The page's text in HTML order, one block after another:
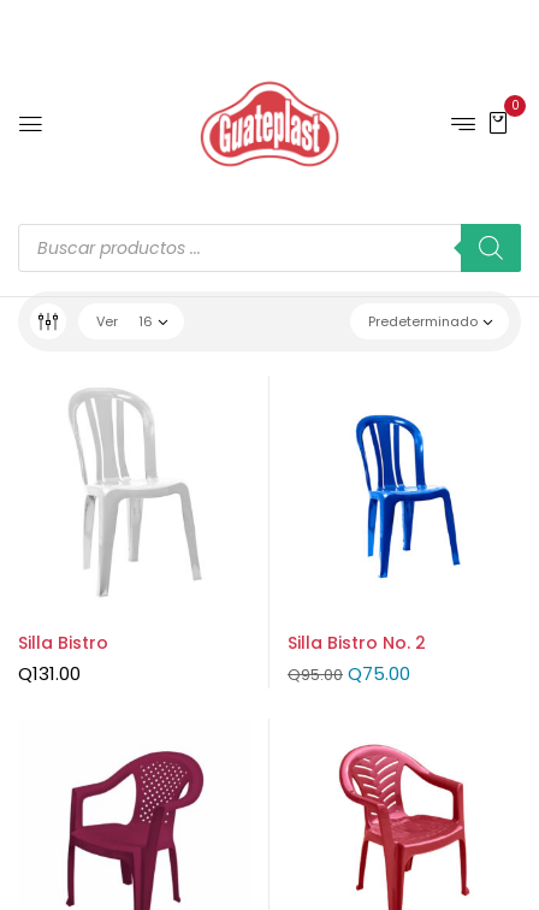
0
Predeterminado
Ver 16
Silla Bistro
Q131.00
Silla Bistro No. 2
Q95.00 Q75.00